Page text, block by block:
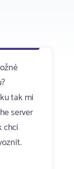
tak mi
server
chci